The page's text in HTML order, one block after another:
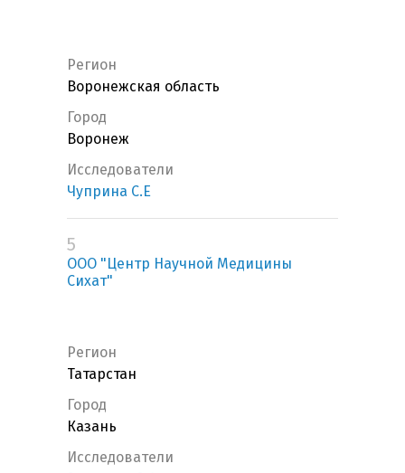
Регион
Воронежская область
Город
Воронеж
Исследователи
Чуприна С.Е
5
ООО "Центр Научной Медицины
Сихат"
Регион
Татарстан
Город
Казань
Исследователи